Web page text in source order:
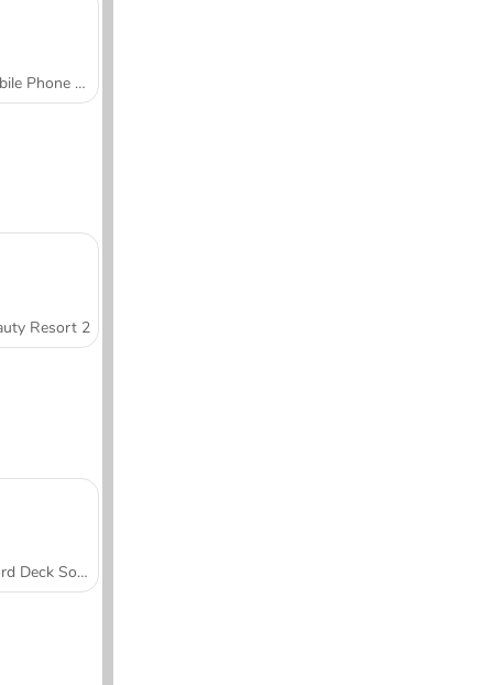
Mobile Phone Case Design & DIY
Resort 2
Word Deck Solitaire